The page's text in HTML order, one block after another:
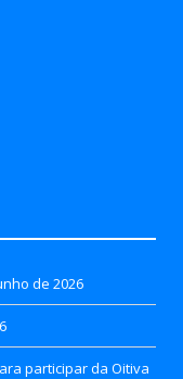
de 2026
participar da Oitiva